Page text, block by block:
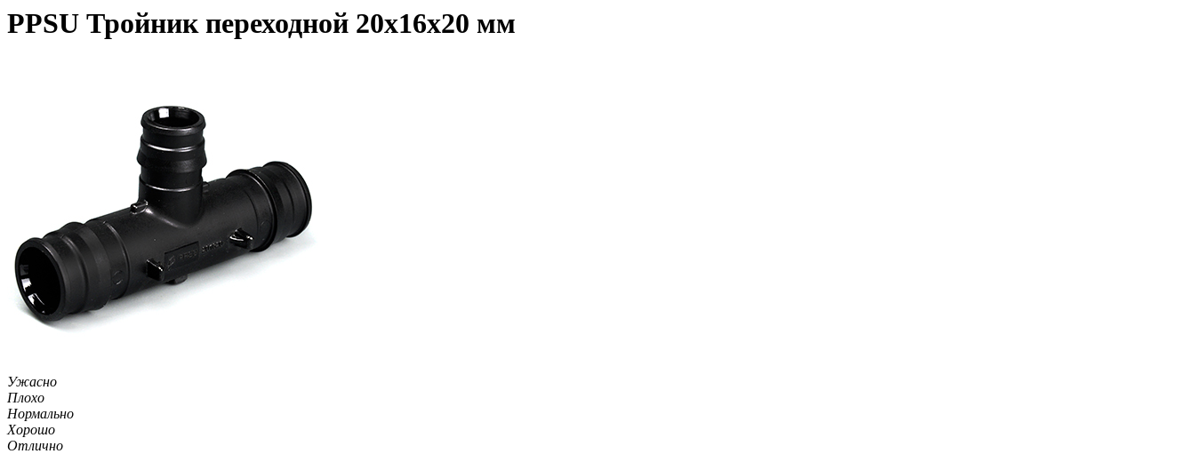
PPSU Тройник переходной 20х16х20 мм
Ужасно
Плохо
Нормально
Хорошо
Отлично